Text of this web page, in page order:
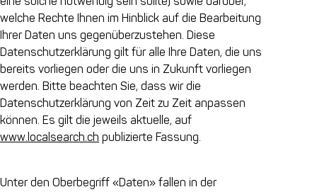
welche Rechte Ihnen im Hinblick auf die Bearbeitung
Ihrer Daten uns gegenüberzustehen. Diese
Datenschutzerklärung gilt für alle Ihre Daten, die uns
bereits vorliegen oder die uns in Zukunft vorliegen
werden. Bitte beachten Sie, dass wir die
Datenschutzerklärung von Zeit zu Zeit anpassen
können. Es gilt die jeweils aktuelle, auf
www.localsearch.ch publizierte Fassung.
Unter den Oberbegriff «Daten» fallen in der